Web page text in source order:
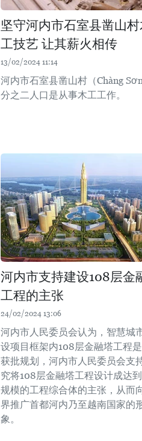
坚守河内市石室县凿山村
工技艺 让其薪火相传
13/02/2024 11:14
河内市石室县凿山村（Chàng
分之二人口是从事木工工作。
河内市支持建设108层金
工程的主张
24/02/2024 13:06
河内市人民委员会认为，智慧城
设项目框架内108层金融塔工程
获批规划，河内市人民委员会支
究将108层金融塔工程设计成达
规模的工程综合体的主张，从而
界推广首都河内乃至越南国家的
象。